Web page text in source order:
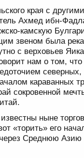
края с
Ахмед ибн-
камскую
звеном была
с верховьев
нам о том, что
караванных
сокровенной
ныне
«торить» его
Среднюю Азию